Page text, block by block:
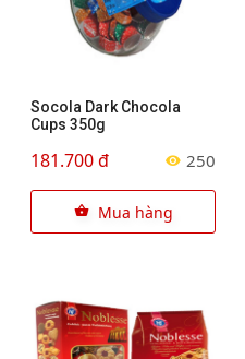
Socola Dark Chocola
Cups 350g
181.700 đ 250
Mua hàng